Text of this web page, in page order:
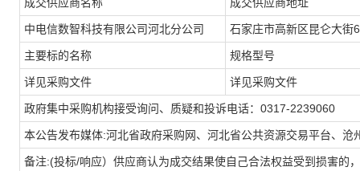
中电信数智科技有限公司河北分公司 石家庄市高新区昆仑大街
主要标的名称 规格型号
详见采购文件 详见采购文件
政府集中采购机构接受询问、质疑和投诉电话：0317-2239060
本公告发布媒体:河北省政府采购网、河北省公共资源交易平台、沧
备注:(投标/响应）供应商认为成交结果使自己合法权益受到损害的